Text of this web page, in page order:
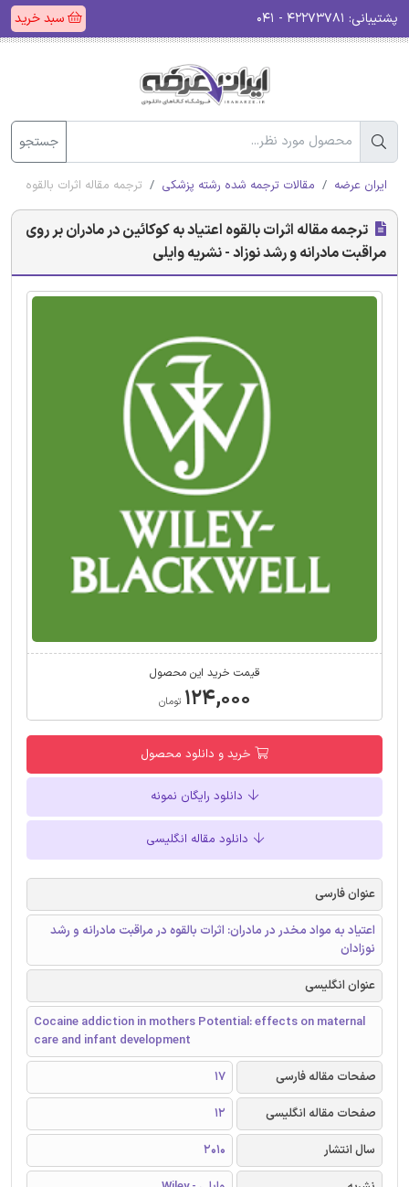
پشتیبانی: سبد خرید
جستجو
ایران عرضه مقالات ترجمه شده رشته پزشکی ترجمه مقاله اثرات بالقوه
ترجمه مقاله اثرات بالقوه اعتیاد به کوکائین در مادران بر روی
مراقبت مادرانه و رشد نوزاد - نشریه وایلی
قیمت خرید این محصول
۱۲۴,۰۰۰ تومان
خرید و دانلود محصول
دانلود رایگان نمونه
دانلود مقاله انگلیسی
عنوان فارسی
اعتیاد به مواد مخدر در مادران: اثرات بالقوه در مراقبت مادرانه و رشد
نوزادان
عنوان انگلیسی
Cocaine addiction in mothers Potential: effects on maternal
care and infant development
صفحات مقاله فارسی
17
صفحات مقاله انگلیسی
12
سال انتشار
2010